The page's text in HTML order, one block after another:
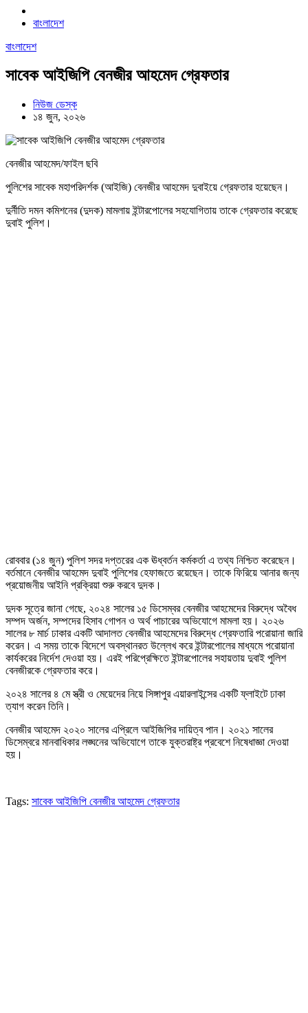
বাংলাদেশ
বাংলাদেশ
সাবেক আইজিপি বেনজীর আহমেদ গ্রেফতার
নিউজ ডেস্ক
১৪ জুন, ২০২৬
বেনজীর আহমেদ/ফাইল ছবি
পুলিশের সাবেক মহাপরিদর্শক (আইজি) বেনজীর আহমেদ দুবাইয়ে গ্রেফতার হয়েছেন।
দুর্নীতি দমন কমিশনের (দুদক) মামলায় ইন্টারপোলের সহযোগিতায় তাকে গ্রেফতার করেছে
দুবাই পুলিশ।
রোববার (১৪ জুন) পুলিশ সদর দপ্তরের এক ঊধ্বর্তন কর্মকর্তা এ তথ্য নিশ্চিত করেছেন।
বর্তমানে বেনজীর আহমেদ দুবাই পুলিশের হেফাজতে রয়েছেন। তাকে ফিরিয়ে আনার জন্য
প্রয়োজনীয় আইনি প্রক্রিয়া শুরু করবে দুদক।
দুদক সূত্রে জানা গেছে, ২০২৪ সালের ১৫ ডিসেম্বর বেনজীর আহমেদের বিরুদ্ধে অবৈধ
সম্পদ অর্জন, সম্পদের হিসাব গোপন ও অর্থ পাচারের অভিযোগে মামলা হয়। ২০২৬
সালের ৮ মার্চ ঢাকার একটি আদালত বেনজীর আহমেদের বিরুদ্ধে গ্রেফতারি পরোয়ানা জারি
করেন। এ সময় তাকে বিদেশে অবস্থানরত উল্লেখ করে ইন্টারপোলের মাধ্যমে পরোয়ানা
কার্যকরের নির্দেশ দেওয়া হয়। এরই পরিপ্রেক্ষিতে ইন্টারপোলের সহায়তায় দুবাই পুলিশ
বেনজীরকে গ্রেফতার করে।
২০২৪ সালের ৪ মে স্ত্রী ও মেয়েদের নিয়ে সিঙ্গাপুর এয়ারলাইন্সের একটি ফ্লাইটে ঢাকা
ত্যাগ করেন তিনি।
বেনজীর আহমেদ ২০২০ সালের এপ্রিলে আইজিপির দায়িত্ব পান। ২০২১ সালের
ডিসেম্বরে মানবাধিকার লঙ্ঘনের অভিযোগে তাকে যুক্তরাষ্ট্র প্রবেশে নিষেধাজ্ঞা দেওয়া
হয়।
Tags: সাবেক আইজিপি বেনজীর আহমেদ গ্রেফতার